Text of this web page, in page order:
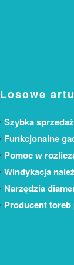
Losowe
Szybka
Funkcjonalne
Pomoc w
Windykacja
Narzędzia
Producent